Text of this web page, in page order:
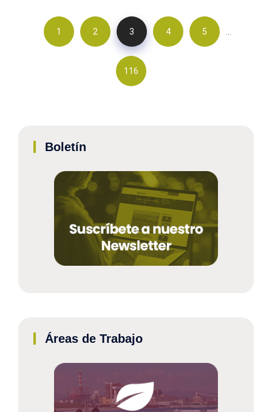
1 2 3 4 5 …
116
Boletín
Áreas de Trabajo